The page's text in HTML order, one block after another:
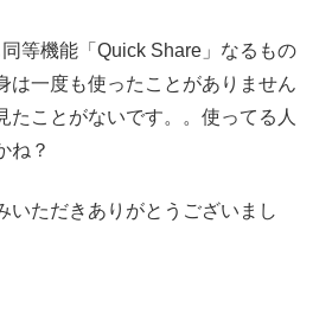
等機能「Quick Share」なるもの
は一度も使ったことがありません
たことがないです。。使ってる人
ね？
いただきありがとうございまし